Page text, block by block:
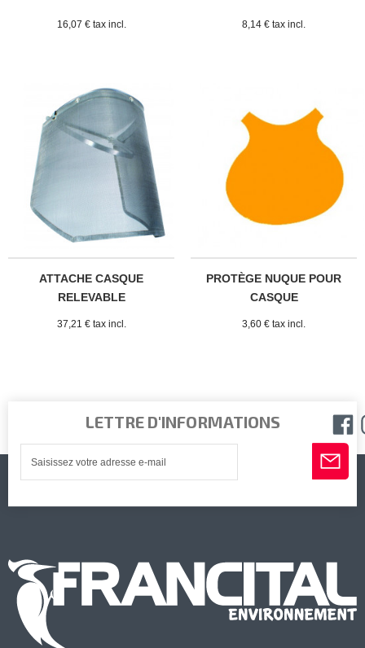
16,07 € tax incl. 8,14 € tax incl.
ATTACHE CASQUE
RELEVABLE
37,21 € tax incl.
PROTÈGE NUQUE POUR
CASQUE
3,60 € tax incl.
LETTRE D'INFORMATIONS